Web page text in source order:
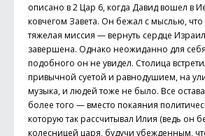
описано в 2 Цар 6, когда Давид вошел в
ковчегом Завета. Он бежал с мыслью, что
тяжелая миссия — вернуть сердце
завершена. Однако неожиданно для
подобного он не увидел. Столица
привычной суетой и равнодушием, на
музыка, и людей тоже не было. Все
более того — вместо покаяния
которую так рассчитывал Илия (ведь он
колесницей царя, будучи убежденным,